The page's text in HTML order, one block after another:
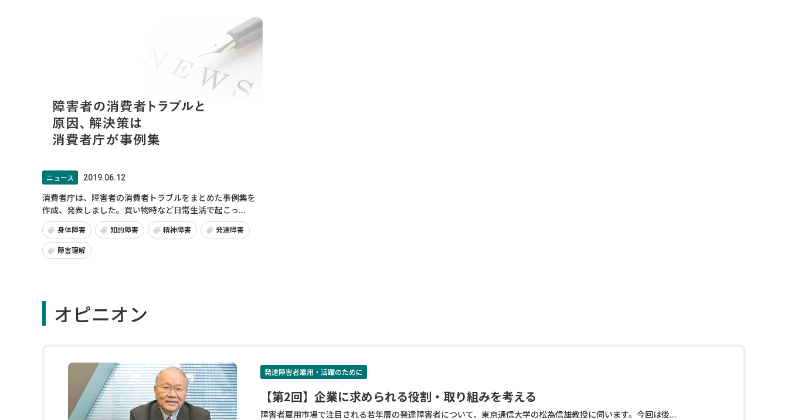
ニュース 2019.06.12
消費者庁は、障害者の消費者トラブルをまとめた事例集を
作成、発表しました。買い物時など日常生活で起こっ...
身体障害 知的障害 精神障害 発達障害
障害理解
オピニオン
発達障害者雇用・活躍のために
【第2回】企業に求められる役割・取り組みを考える
障害者雇用市場で注目される若年層の発達障害者について、東京通信大学の松為信雄教授に伺います。今回は後...